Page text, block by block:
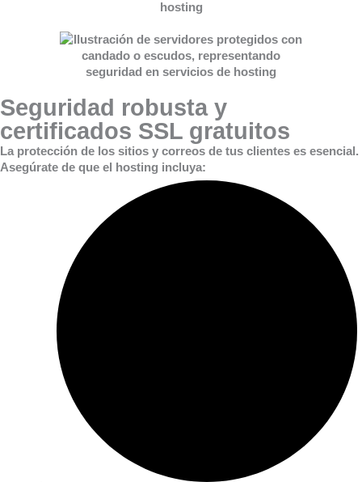
Seguridad robusta y
certificados SSL gratuitos
La protección de los sitios y correos de tus clientes es esencial.
Asegúrate de que el hosting incluya: